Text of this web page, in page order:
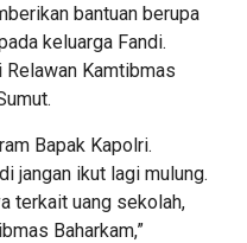
bantuan berupa
keluarga Fandi.
Kamtibmas
Bapak Kapolri.
jangan ikut lagi mulung.
terkait uang sekolah,
Baharkam,”